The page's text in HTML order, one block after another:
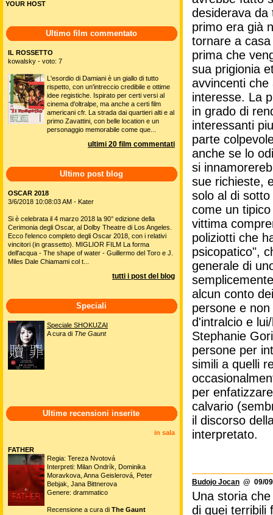
desiderava da
primo era già
tornare a
prima che
sua prigionia
avvincenti
interesse. La
in grado di
interessanti
parte
anche se lo
si
sue richieste,
solo al di
come un
vittima
poliziotti che
psicopatico",
generale di
alcun conto
persone e
d'intralcio e
Stephanie
persone per
simili a quelli
per
calvario
il discorso
interpretato.
Budojo Jocan @ 09/
Una storia
di quei terribili
YOUR HOST
Ultimo film commentato
IL ROSSETTO
kowalsky - voto: 7
L'esordio di Damiani è un giallo di tutto
rispetto, con un'intreccio credibile e ottime
idee registiche. Ispirato per certi versi al
cinema d'oltralpe, ma anche a certi film
americani cfr. La strada dai quartieri alti e al
primo Zavattini, con belle location e un
personaggio memorabile come que...
ultimi 20 film commentati
Ultimo post blog
OSCAR 2018
3/6/2018 10:08:03 AM - Kater
Si è celebrata il 4 marzo 2018 la 90° edizione della
Cerimonia degli Oscar, al Dolby Theatre di Los Angeles.
Ecco l'elenco completo degli Oscar 2018, con i relativi
vincitori (in grassetto). MIGLIOR FILM La forma
dell'acqua - The shape of water - Guillermo del Toro e J.
Miles Dale Chiamami col t...
tutti i post del blog
Speciali
Speciale SHOKUZAI
A cura di The Gaunt
Ultime recensioni inserite
in sala
FATHER
Regia: Tereza Nvotová
Interpreti: Milan Ondrík, Dominika
Moravkova, Anna Geislerová, Peter
Bebjak, Jana Bittnerova
Genere: drammatico
Recensione a cura di The Gaunt